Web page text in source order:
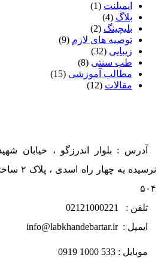
ایمپلنت (1)
بلاگ (4)
بلیچینگ (2)
توصیه های لازم (9)
زیبایی (32)
طب سنتی (8)
مطالب آموزشی (15)
مقالات (12)
آدرس : بلوار اندرزگو ، خیابان
۵۰۴
تلفن : 02121000221
ایمیل : info@labkhandebartar.ir
موبایل : 533 1000 0919